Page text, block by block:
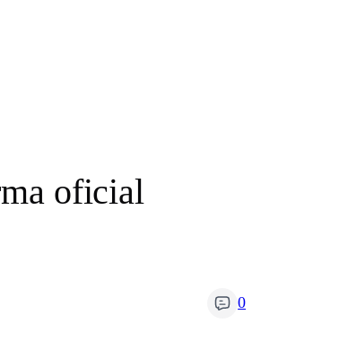
oficial
0